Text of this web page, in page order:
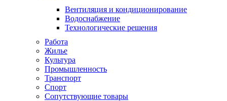
Вентиляция и кондиционирование
Водоснабжение
Технологические решения
Работа
Жилье
Культура
Промышленность
Транспорт
Спорт
Сопутствующие товары